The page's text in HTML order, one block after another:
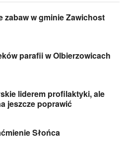
zabaw w gminie Zawichost
parafii w Olbierzowicach
liderem profilaktyki, ale
jeszcze poprawić
Słońca